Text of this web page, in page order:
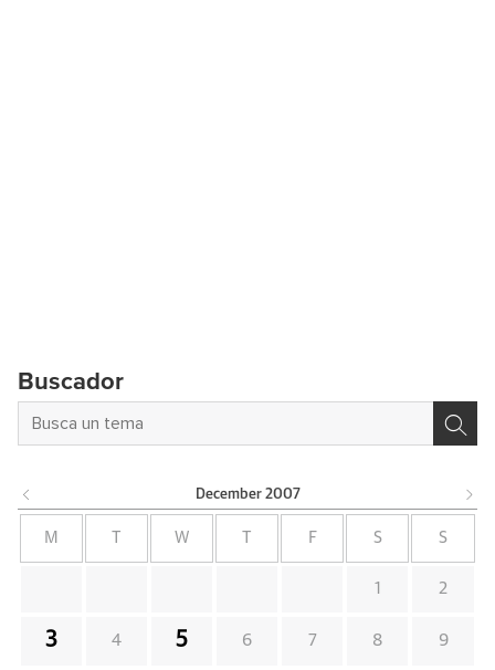
Buscador
December 2007
M W F S S
1 2
3 4 5 6 7 8 9